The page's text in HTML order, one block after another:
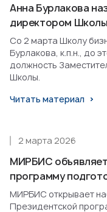
Анна Бурлакова
директором
Со 2 марта Школу
Бурлакова, к.п.н., до
должность
Школы.
Читать материал
МИРБИС
программу
2 марта 2026
МИРБИС открывает
Президентской